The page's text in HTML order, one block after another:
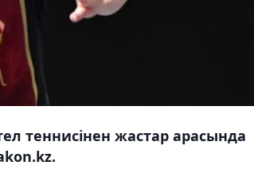
теннисінен жастар арасында